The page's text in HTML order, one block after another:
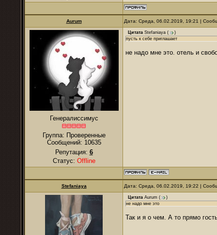
Aurum Дата: Среда, 06.02.2019, 19:21 |
Генералиссимус
Группа: Проверенные
Сообщений: 10635
Репутация: 6
Статус: Offline
Цитата Stefaniaya (
)
пусть к себе приглашает
не надо мне это. отель и
Stefaniaya Дата: Среда, 06.02.2019, 19:22 |
Цитата Aurum (
)
не надо мне это
Так и я о чем. А то прямо